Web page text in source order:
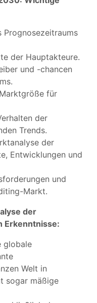
Prognosezeitraums
der Hauptakteure.
und -chancen
für
der
Trends.
der
Entwicklungen und
und
Markt.
der
Erkenntnisse:
globale
Welt in
sogar mäßige